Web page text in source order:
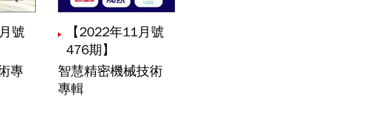
興
全球機器視覺市場展望
宏
差量測模組技術應用於線軌組裝
號
專
【2022年11月號
476期】
智慧精密機械技術
專輯